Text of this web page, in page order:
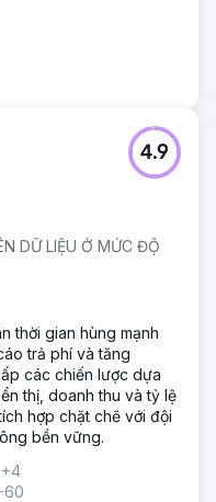
sao SEO, hình ảnh
các thành viên tiềm
qua các đặc quyền
nắm bắt khách
trong tháng 5,
391 khách hàng tiềm
cho biết:
tôi một trang web
quả phi thường. Tôi
hơn 30 địa điểm đã
tế của họ đã thúc đẩy
thương hiệu nhượng
agency
DỮ LIỆU Ở MỨC ĐỘ
4.9
thời gian hùng mạnh
trả phí và tăng
các chiến lược dựa
thị, doanh thu và tỷ lệ
hợp chặt chẽ với đội
bền vững.
+4